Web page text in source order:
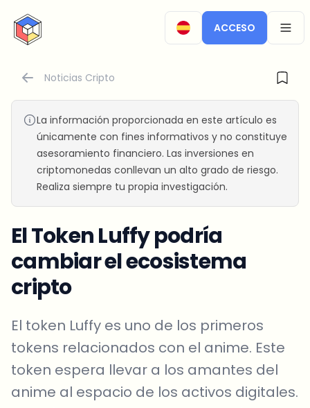
CryptoTicker
ACCESO
Noticias Cripto
La información proporcionada en este artículo es
únicamente con fines informativos y no constituye
asesoramiento financiero. Las inversiones en
criptomonedas conllevan un alto grado de riesgo.
Realiza siempre tu propia investigación.
El Token Luffy podría
cambiar el ecosistema
cripto
El token Luffy es uno de los primeros
tokens relacionados con el anime. Este
token espera llevar a los amantes del
anime al espacio de los activos digitales.